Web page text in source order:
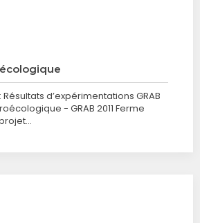
d’expérimentations GRAB
- GRAB 2011 Ferme